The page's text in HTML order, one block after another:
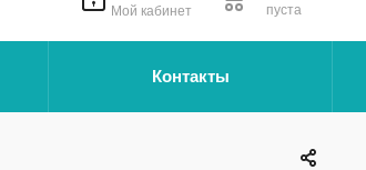
Мой кабинет пуста
Контакты